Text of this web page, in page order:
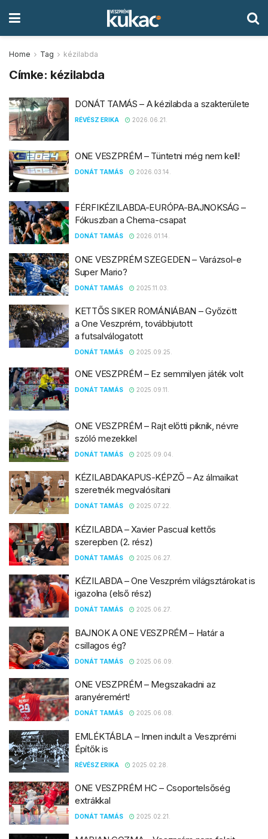
Home Tag kézilabda
Címke: kézilabda
DONÁT TAMÁS – A kézilabda a szakterülete
RÉVÉSZ ERIKA 2026.06.21.
ONE VESZPRÉM – Tüntetni még nem kell!
DONÁT TAMÁS 2026.03.14.
FÉRFIKÉZILABDA-EURÓPA-BAJNOKSÁG –
Fókuszban a Chema-csapat
DONÁT TAMÁS 2026.01.14.
ONE VESZPRÉM SZEGEDEN – Varázsol-e
Super Mario?
DONÁT TAMÁS 2025.11.03.
KETTŐS SIKER ROMÁNIÁBAN – Győzött
a One Veszprém, továbbjutott
a futsalválogatott
DONÁT TAMÁS 2025.09.25.
ONE VESZPRÉM – Ez semmilyen játék volt
DONÁT TAMÁS 2025.09.11.
ONE VESZPRÉM – Rajt előtti piknik, névre
szóló mezekkel
DONÁT TAMÁS 2025.09.04.
KÉZILABDAKAPUS-KÉPZŐ – Az álmaikat
szeretnék megvalósítani
DONÁT TAMÁS 2025.07.22.
KÉZILABDA – Xavier Pascual kettős
szerepben (2. rész)
DONÁT TAMÁS 2025.06.27.
KÉZILABDA – One Veszprém világsztárokat is
igazolna (első rész)
DONÁT TAMÁS 2025.06.27.
BAJNOK A ONE VESZPRÉM – Határ a
csillagos ég?
DONÁT TAMÁS 2025.06.09.
ONE VESZPRÉM – Megszakadni az
aranyéremért!
DONÁT TAMÁS 2025.06.08.
EMLÉKTÁBLA – Innen indult a Veszprémi
Építők is
RÉVÉSZ ERIKA 2025.02.28.
ONE VESZPRÉM HC – Csoportelsőség
extrákkal
DONÁT TAMÁS 2025.02.21.